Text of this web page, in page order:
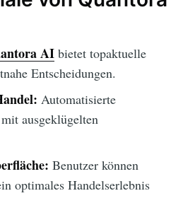
AIbietet topaktuelle
Entscheidungen.
Automatisierte
ausgeklügelten
Benutzer können
optimales Handelserlebnis